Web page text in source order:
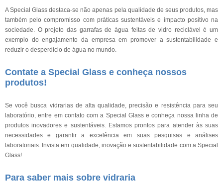
A Special Glass destaca-se não apenas pela qualidade de seus produtos, mas
também pelo compromisso com práticas sustentáveis e impacto positivo na
sociedade. O projeto das garrafas de água feitas de vidro reciclável é um
exemplo do engajamento da empresa em promover a sustentabilidade e
reduzir o desperdício de água no mundo.
Contate a Special Glass e conheça nossos
produtos!
Se você busca vidrarias de alta qualidade, precisão e resistência para seu
laboratório, entre em contato com a Special Glass e conheça nossa linha de
produtos inovadores e sustentáveis. Estamos prontos para atender às suas
necessidades e garantir a excelência em suas pesquisas e análises
laboratoriais. Invista em qualidade, inovação e sustentabilidade com a Special
Glass!
Para saber mais sobre vidraria